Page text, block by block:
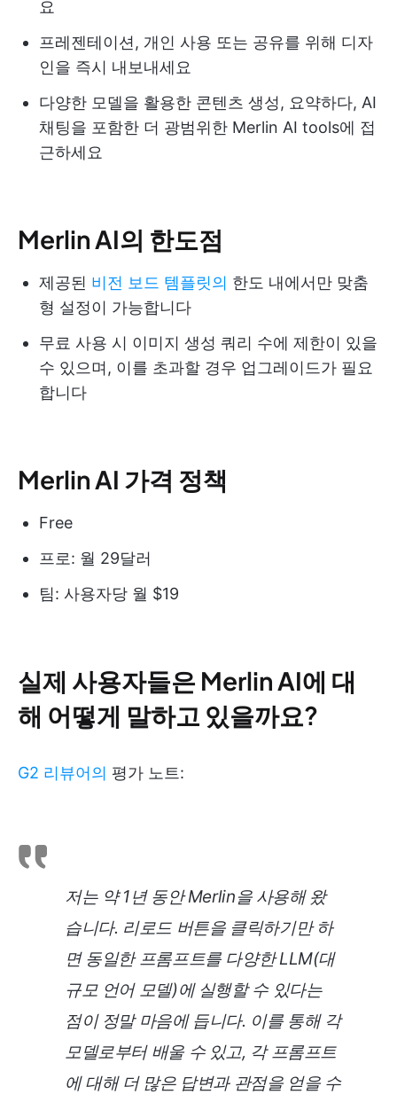
요
프레젠테이션, 개인 사용 또는 공유를 위해 디자
인을 즉시 내보내세요
다양한 모델을 활용한 콘텐츠 생성, 요약하다, AI
채팅을 포함한 더 광범위한 Merlin AI tools에 접
근하세요
Merlin AI의 한도점
제공된 비전 보드 템플릿의 한도 내에서만 맞춤
형 설정이 가능합니다
무료 사용 시 이미지 생성 쿼리 수에 제한이 있을
수 있으며, 이를 초과할 경우 업그레이드가 필요
합니다
Merlin AI 가격 정책
Free
프로: 월 29달러
팀: 사용자당 월 $19
실제 사용자들은 Merlin AI에 대
해 어떻게 말하고 있을까요?
G2 리뷰어의 평가 노트:
저는 약 1년 동안 Merlin을 사용해 왔
습니다. 리로드 버튼을 클릭하기만 하
면 동일한 프롬프트를 다양한 LLM(대
규모 언어 모델)에 실행할 수 있다는
점이 정말 마음에 듭니다. 이를 통해 각
모델로부터 배울 수 있고, 각 프롬프트
에 대해 더 많은 답변과 관점을 얻을 수